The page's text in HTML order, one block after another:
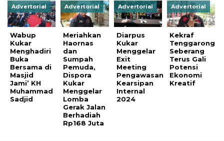
Advertorial
Wabup
Kukar
Menghadiri
Buka
Bersama di
Masjid
Jami’ KH
Muhammad
Sadjid
Advertorial
Meriahkan
Haornas
dan
Sumpah
Pemuda,
Dispora
Kukar
Menggelar
Lomba
Gerak Jalan
Berhadiah
Rp168 Juta
Advertorial
Diarpus
Kukar
Menggelar
Exit
Meeting
Pengawasan
Kearsipan
Internal
2024
Advertorial
Kekraf
Tenggarong
Seberang
Terus Gali
Potensi
Ekonomi
Kreatif